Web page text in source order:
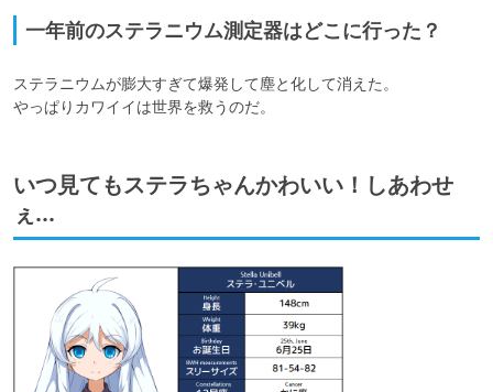
一年前のステラニウム測定器はどこに行った？
ステラニウムが膨大すぎて爆発して塵と化して消えた。
やっぱりカワイイは世界を救うのだ。
いつ見てもステラちゃんかわいい！しあわせ
ぇ...